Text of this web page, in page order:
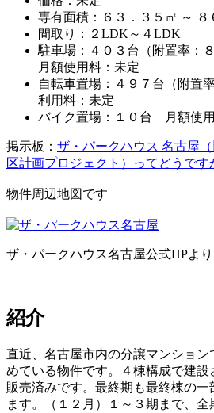
専有面積：６３．３５㎡ ～ ８
間取り：２LDK～４LDK
駐車場：４０３台（附置率：
月額使用料：未定
自転車置場：４９７台（附置
利用料：未定
バイク置場：１０台 月額使
掲示板： ザ・パークハウス 名古屋
区計画プロジェクト）ってどうです
物件周辺地図です
ザ・パークハウス名古屋公式HPより
紹介
直近、名古屋市内の分譲マンショ
めている物件です。４棟構成で建設
販売済みです。最終期も最終棟の
ます。（１２月）１～３期まで、